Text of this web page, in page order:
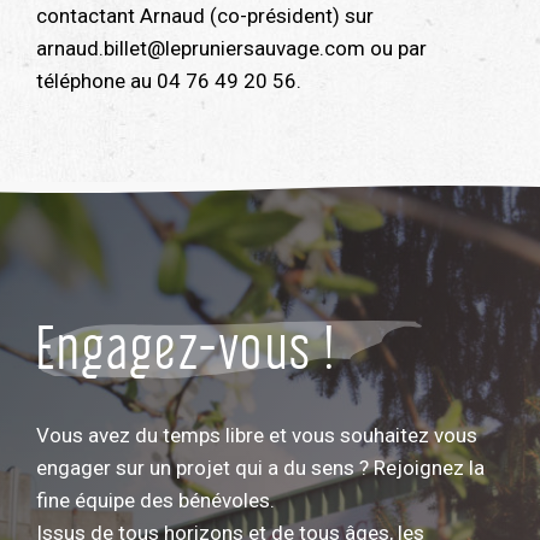
contactant Arnaud (co-président) sur
arnaud.billet@lepruniersauvage.com ou par
téléphone au 04 76 49 20 56.
Engagez-vous !
Vous avez du temps libre et vous souhaitez vous
engager sur un projet qui a du sens ? Rejoignez la
fine équipe des bénévoles.
Issus de tous horizons et de tous âges, les